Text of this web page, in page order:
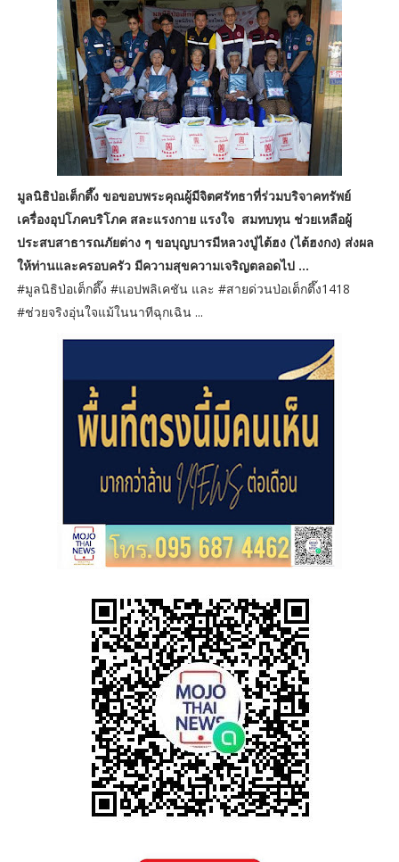
มูลนิธิป่อเต็กตึ๊ง ขอขอบพระคุณผู้มีจิตศรัทธาที่ร่วมบริจาคทรัพย์
เครื่องอุปโภคบริโภค สละแรงกาย แรงใจ สมทบทุน ช่วยเหลือผู้
ประสบสาธารณภัยต่าง ๆ ขอบุญบารมีหลวงปู่ไต้ฮง (ไต้ฮงกง) ส่งผล
ให้ท่านและครอบครัว มีความสุขความเจริญตลอดไป ...
#มูลนิธิป่อเต็กตึ๊ง #แอปพลิเคชัน และ #สายด่วนป่อเต็กตึ๊ง1418
#ช่วยจริงอุ่นใจแม้ในนาทีฉุกเฉิน ...